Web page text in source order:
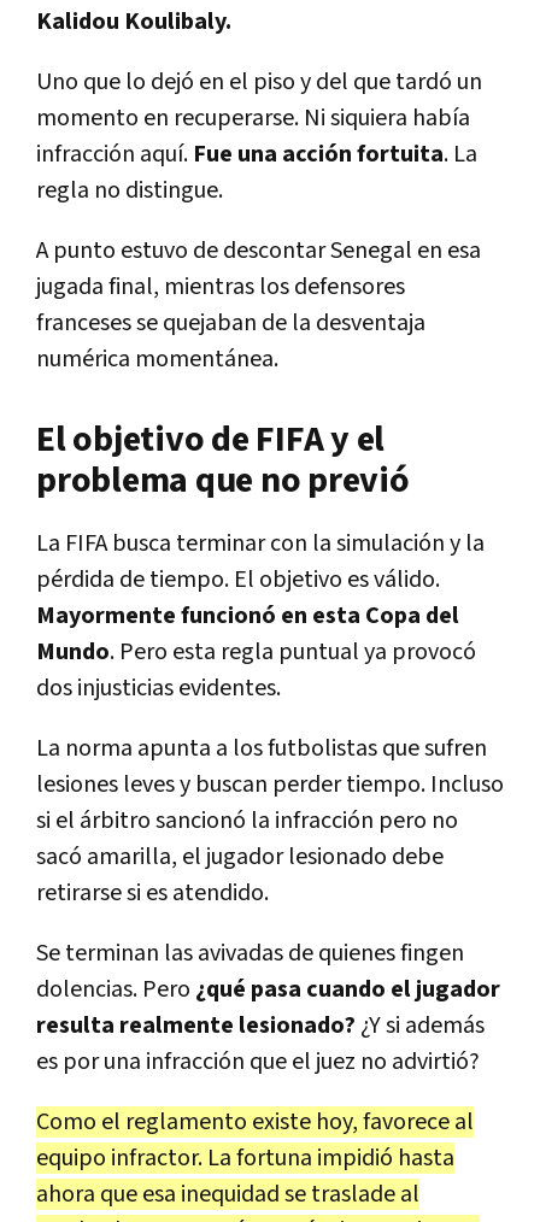
Kalidou Koulibaly.
Uno que lo dejó en el piso y del que tardó un
momento en recuperarse. Ni siquiera había
infracción aquí. Fue una acción fortuita. La
regla no distingue.
A punto estuvo de descontar Senegal en esa
jugada final, mientras los defensores
franceses se quejaban de la desventaja
numérica momentánea.
El objetivo de FIFA y el
problema que no previó
La FIFA busca terminar con la simulación y la
pérdida de tiempo. El objetivo es válido.
Mayormente funcionó en esta Copa del
Mundo. Pero esta regla puntual ya provocó
dos injusticias evidentes.
La norma apunta a los futbolistas que sufren
lesiones leves y buscan perder tiempo. Incluso
si el árbitro sancionó la infracción pero no
sacó amarilla, el jugador lesionado debe
retirarse si es atendido.
Se terminan las avivadas de quienes fingen
dolencias. Pero ¿qué pasa cuando el jugador
resulta realmente lesionado? ¿Y si además
es por una infracción que el juez no advirtió?
Como el reglamento existe hoy, favorece al
equipo infractor. La fortuna impidió hasta
ahora que esa inequidad se traslade al